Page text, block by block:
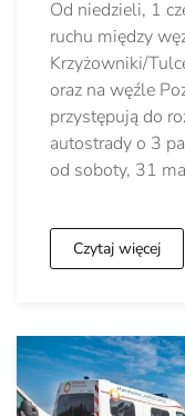
Od niedzieli, 1
ruchu między
Krzyżowniki/
oraz na węźle
przystępują do
autostrady o 3
od soboty, 31
Czytaj więcej